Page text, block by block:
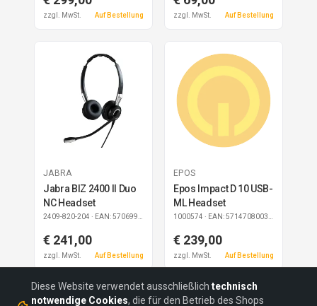
zzgl. MwSt. Auf Bestellung zzgl. MwSt. Auf Bestellung
JABRA
Jabra BIZ 2400 II Duo
NC Headset
2409-820-204 · EAN: 5706991017649
€ 241,00
zzgl. MwSt. Auf Bestellung
EPOS
Epos Impact D 10 USB-
ML Headset
1000574 · EAN: 5714708003755
€ 239,00
zzgl. MwSt. Auf Bestellung
Diese Website verwendet ausschließlich technisch
notwendige Cookies, die für den Betrieb des Shops